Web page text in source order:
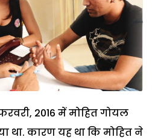
2016 में मोहित गोयल
था. कारण यह था कि मोहित ने